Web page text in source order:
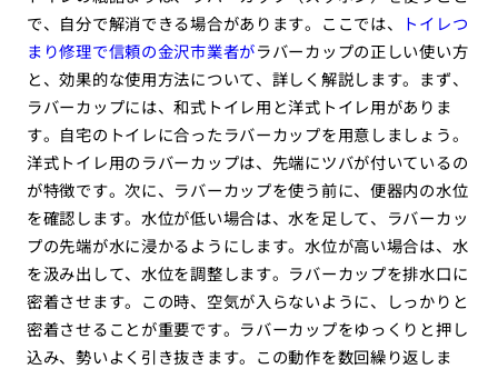
で、自分で解消できる場合があります。ここでは、
トイレつ
まり修理で信頼の金沢市業者がラバーカップの正しい使い方
と、効果的な使用方法について、詳しく解説します。まず、
ラバーカップには、和式トイレ用と洋式トイレ用がありま
す。自宅のトイレに合ったラバーカップを用意しましょう。
洋式トイレ用のラバーカップは、先端にツバが付いているの
が特徴です。次に、ラバーカップを使う前に、便器内の水位
を確認します。水位が低い場合は、水を足して、ラバーカッ
プの先端が水に浸かるようにします。水位が高い場合は、水
を汲み出して、水位を調整します。ラバーカップを排水口に
密着させます。この時、空気が入らないように、しっかりと
密着させることが重要です。ラバーカップをゆっくりと押し
込み、勢いよく引き抜きます。この動作を数回繰り返しま